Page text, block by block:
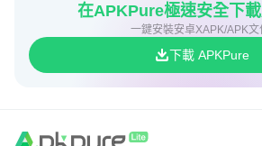
在APKPure極速安全下
一鍵安裝安卓XAPK/APK文
下載 APKPure